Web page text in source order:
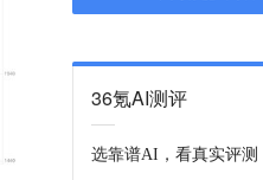
36氪AI测评
选靠谱AI，看真实评测